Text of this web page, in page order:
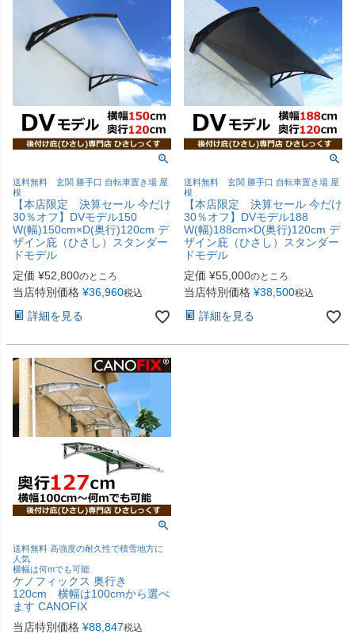
送料無料 玄関 勝手口 自転車置き場 屋
根
【本店限定 決算セール 今だけ
30％オフ】DVモデル150
W(幅)150cm×D(奥行)120cm デ
ザイン庇（ひさし）スタンダー
ドモデル
定価 ¥52,800のところ
当店特別価格 ¥36,960税込
詳細を見る
送料無料 玄関 勝手口 自転車置き場 屋
根
【本店限定 決算セール 今だけ
30％オフ】DVモデル188
W(幅)188cm×D(奥行)120cm デ
ザイン庇（ひさし）スタンダー
ドモデル
定価 ¥55,000のところ
当店特別価格 ¥38,500税込
詳細を見る
送料無料 高強度の耐久性で積雪地方に
人気
横幅は何mでも可能
ケノフィックス 奥行き
120cm 横幅は100cmから選べ
ます CANOFIX
当店特別価格 ¥88,847税込